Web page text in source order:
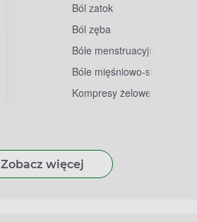
Ból zatok
Ból zęba
Bóle menstruacyjne
Bóle mięśniowo-stawowe
Kompresy żelowe
Zobacz więcej